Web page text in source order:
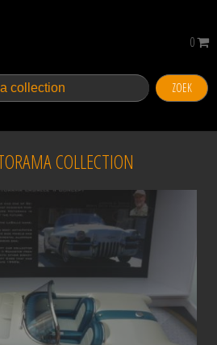
ZOEK
0
COLLECTION